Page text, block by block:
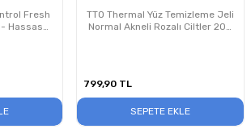
Fresh
Hassas
TTO Thermal Yüz Temizleme Jeli
Normal Akneli Rozalı Ciltler 200
799,90 TL
SEPETE EKLE